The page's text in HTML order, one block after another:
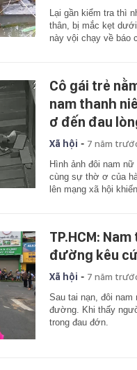
Lại gần kiểm tra thì
thân, bị mắc kẹt
này vội chạy về báo
Cô gái trẻ
nam thanh
ơ đến đau
Xã hội - 7 năm
Hình ảnh đôi nam
cùng sự thờ ơ của
lên mạng xã hội
TP.HCM:
đường kêu
Xã hội - 7 năm
Sau tai nạn, đôi nam
đường. Khi thấy
trong đau đớn.